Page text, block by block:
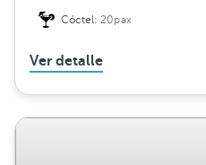
Cóctel:20pax
Ver detalle